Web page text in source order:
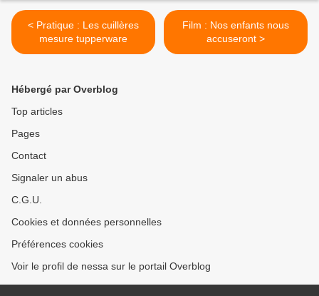
< Pratique : Les cuillères
mesure tupperware
Film : Nos enfants nous
accuseront >
Hébergé par Overblog
Top articles
Pages
Contact
Signaler un abus
C.G.U.
Cookies et données personnelles
Préférences cookies
Voir le profil de nessa sur le portail Overblog